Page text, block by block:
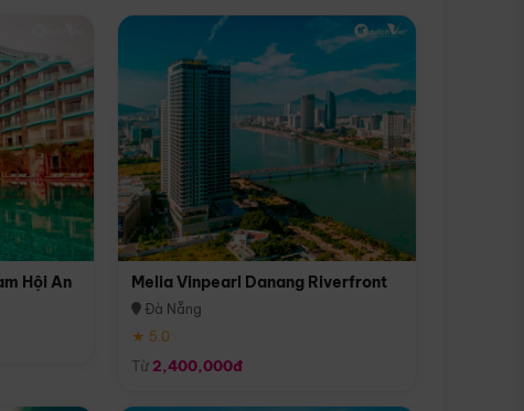
Hội An Melia Vinpearl Danang Riverfront
Đà Nẵng
★ 5.0
Từ 2,400,000đ